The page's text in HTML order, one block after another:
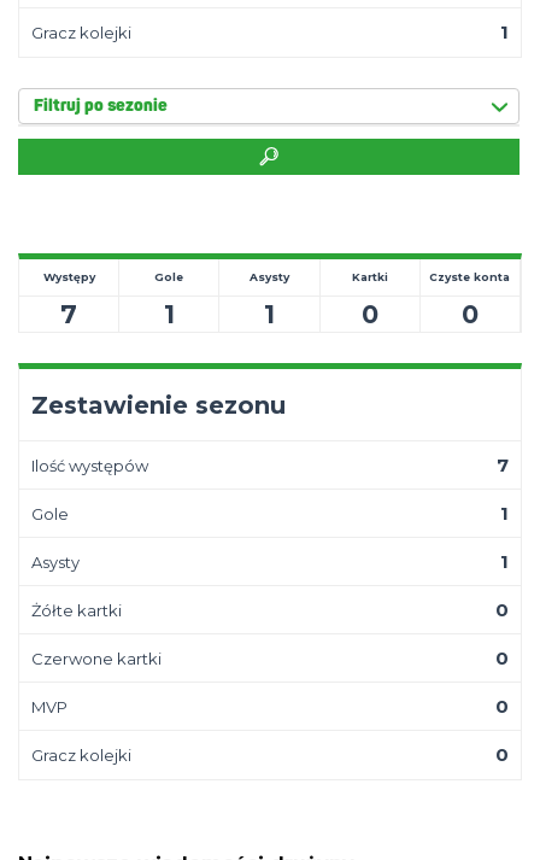
Gracz kolejki 1
Filtruj po sezonie
Występy
7
Gole
1
Asysty
1
Kartki
0
Czyste konta
0
Zestawienie sezonu
Ilość występów 7
Gole 1
Asysty 1
Żółte kartki 0
Czerwone kartki 0
MVP 0
Gracz kolejki 0